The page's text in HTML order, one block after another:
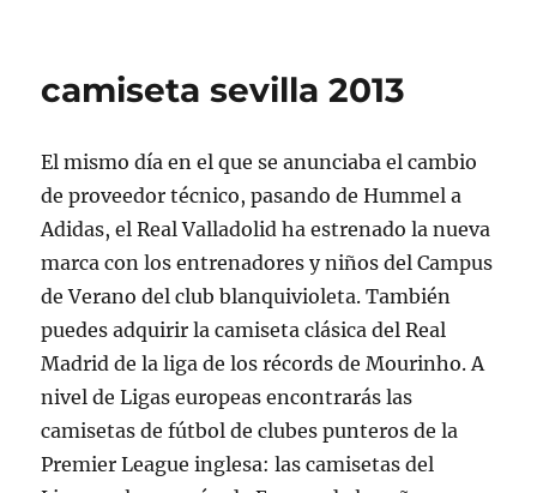
camiseta sevilla 2013
El mismo día en el que se anunciaba el cambio
de proveedor técnico, pasando de Hummel a
Adidas, el Real Valladolid ha estrenado la nueva
marca con los entrenadores y niños del Campus
de Verano del club blanquivioleta. También
puedes adquirir la camiseta clásica del Real
Madrid de la liga de los récords de Mourinho. A
nivel de Ligas europeas encontrarás las
camisetas de fútbol de clubes punteros de la
Premier League inglesa: las camisetas del